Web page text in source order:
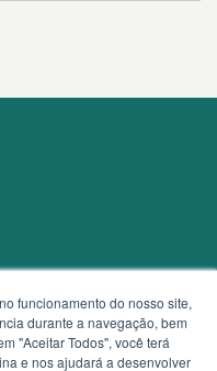
funcionamento do nosso site,
durante a navegação, bem
"Aceitar Todos", você terá
e nos ajudará a desenvolver